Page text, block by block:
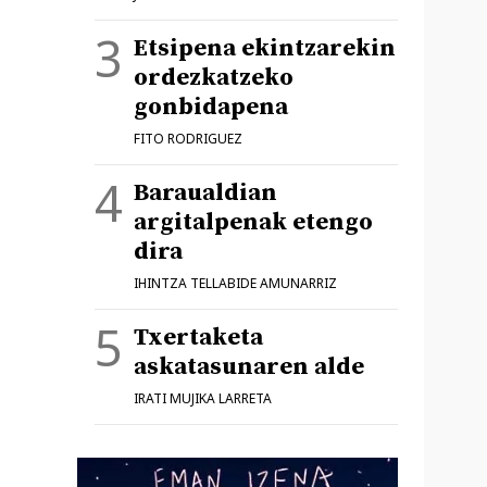
Etsipena ekintzarekin
ordezkatzeko
gonbidapena
FITO RODRIGUEZ
Baraualdian
argitalpenak etengo
dira
IHINTZA TELLABIDE AMUNARRIZ
Txertaketa
askatasunaren alde
IRATI MUJIKA LARRETA